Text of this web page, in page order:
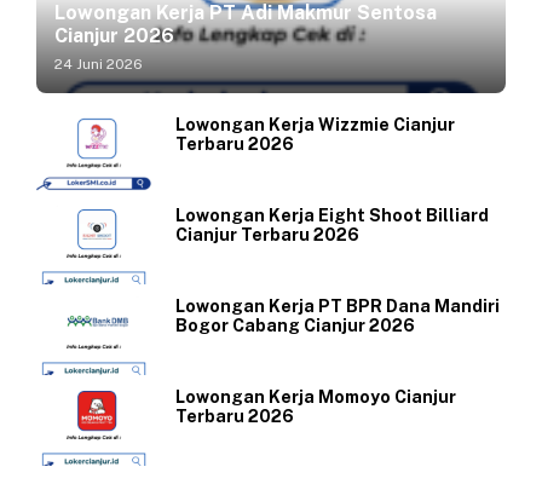
Lowongan Kerja PT Adi Makmur Sentosa
Cianjur 2026
24 Juni 2026
Lowongan Kerja Wizzmie Cianjur
Terbaru 2026
Lowongan Kerja Eight Shoot Billiard
Cianjur Terbaru 2026
Lowongan Kerja PT BPR Dana Mandiri
Bogor Cabang Cianjur 2026
Lowongan Kerja Momoyo Cianjur
Terbaru 2026